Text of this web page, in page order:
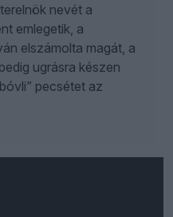
nevét a
emlegetik, a
elszámolta magát, a
ugrásra készen
pecsétet az